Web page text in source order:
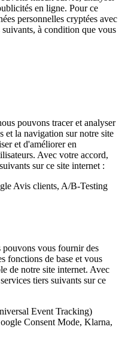
en ligne. Pour ce
personnelles cryptées avec
suivants, à condition que vous
pouvons tracer et analyser
et la navigation sur notre site
et d'améliorer en
Avec votre accord,
sur ce site internet :
Avis clients, A/B-Testing
pouvons vous fournir des
fonctions de base et vous
de notre site internet. Avec
tiers suivants sur ce
Event Tracking)
Consent Mode, Klarna,